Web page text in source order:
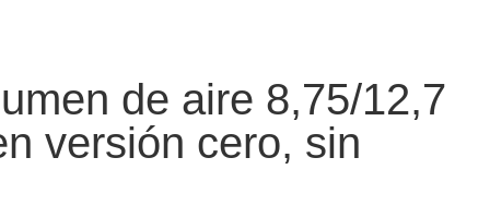
de aire 8,75/12,7
versión cero, sin